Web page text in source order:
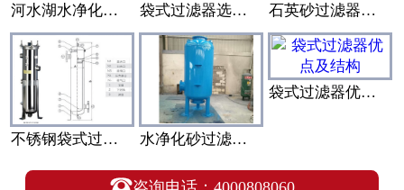
河水湖水净化水设备装置 袋式过滤器选型设计 石英砂过滤器和活性炭过滤器搭配使用
不锈钢袋式过滤器结构和选型 水净化砂过滤器（砂滤罐）生产厂家
袋式过滤器优点及结构